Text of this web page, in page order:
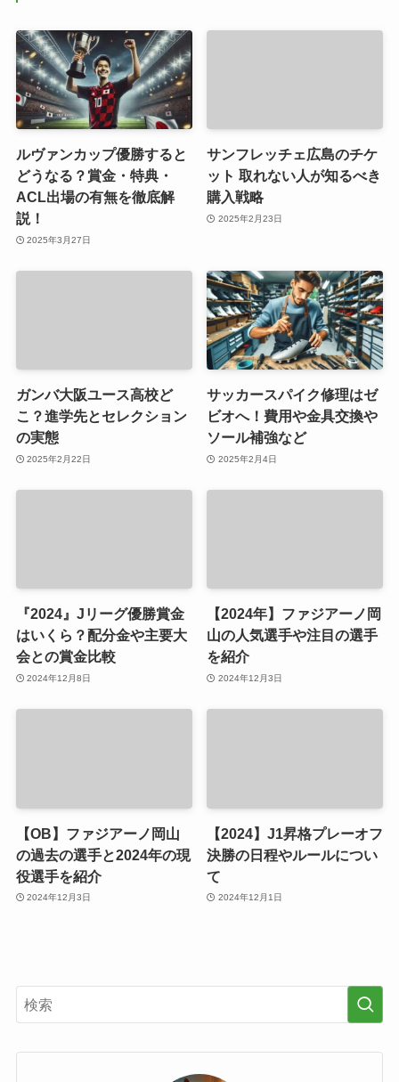
ルヴァンカップ優勝すると
どうなる？賞金・特典・
ACL出場の有無を徹底解
説！
2025年3月27日
サンフレッチェ広島のチケ
ット 取れない人が知るべき
購入戦略
2025年2月23日
ガンバ大阪ユース高校ど
こ？進学先とセレクション
の実態
2025年2月22日
サッカースパイク修理はゼ
ビオへ！費用や金具交換や
ソール補強など
2025年2月4日
『2024』Jリーグ優勝賞金
はいくら？配分金や主要大
会との賞金比較
2024年12月8日
【2024年】ファジアーノ岡
山の人気選手や注目の選手
を紹介
2024年12月3日
【OB】ファジアーノ岡山
の過去の選手と2024年の現
役選手を紹介
2024年12月3日
【2024】J1昇格プレーオフ
決勝の日程やルールについ
て
2024年12月1日